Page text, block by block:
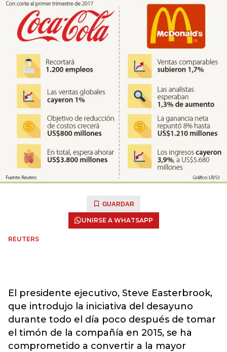
GUARDAR
UNIRSE A WHATSAPP
REUTERS
El presidente ejecutivo, Steve Easterbrook,
que introdujo la iniciativa del desayuno
durante todo el día poco después de tomar
el timón de la compañía en 2015, se ha
comprometido a convertir a la mayor